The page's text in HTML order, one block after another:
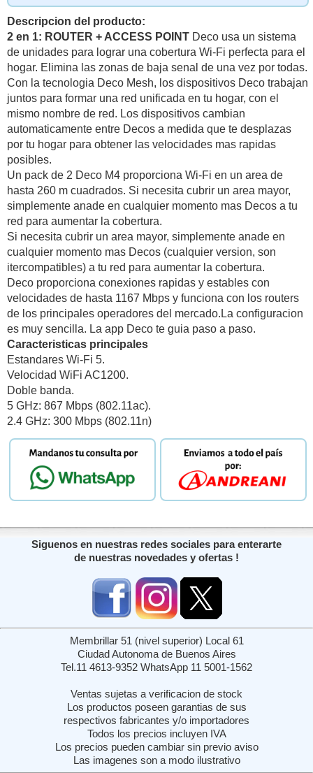
Descripcion del producto:
2 en 1: ROUTER + ACCESS POINT Deco usa un sistema
de unidades para lograr una cobertura Wi-Fi perfecta para el
hogar. Elimina las zonas de baja senal de una vez por todas.
Con la tecnologia Deco Mesh, los dispositivos Deco trabajan
juntos para formar una red unificada en tu hogar, con el
mismo nombre de red. Los dispositivos cambian
automaticamente entre Decos a medida que te desplazas
por tu hogar para obtener las velocidades mas rapidas
posibles.
Un pack de 2 Deco M4 proporciona Wi-Fi en un area de
hasta 260 m cuadrados. Si necesita cubrir un area mayor,
simplemente anade en cualquier momento mas Decos a tu
red para aumentar la cobertura.
Si necesita cubrir un area mayor, simplemente anade en
cualquier momento mas Decos (cualquier version, son
itercompatibles) a tu red para aumentar la cobertura.
Deco proporciona conexiones rapidas y estables con
velocidades de hasta 1167 Mbps y funciona con los routers
de los principales operadores del mercado.La configuracion
es muy sencilla. La app Deco te guia paso a paso.
Caracteristicas principales
Estandares Wi-Fi 5.
Velocidad WiFi AC1200.
Doble banda.
5 GHz: 867 Mbps (802.11ac).
2.4 GHz: 300 Mbps (802.11n)
Siguenos en nuestras redes sociales para enterarte
de nuestras novedades y ofertas !
Membrillar 51 (nivel superior) Local 61
Ciudad Autonoma de Buenos Aires
Tel.11 4613-9352 WhatsApp 11 5001-1562
Ventas sujetas a verificacion de stock
Los productos poseen garantias de sus
respectivos fabricantes y/o importadores
Todos los precios incluyen IVA
Los precios pueden cambiar sin previo aviso
Las imagenes son a modo ilustrativo